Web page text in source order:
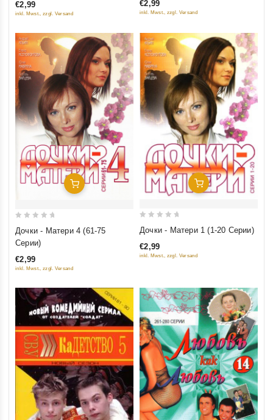
5
€2,99
inkl. Mwst., zzgl. Versand
5
€2,99
inkl. Mwst., zzgl. Versand
Добавить В Корзину
out
5
Дочки - Матери 4 (61-75
Серии)
€2,99
inkl. Mwst., zzgl. Versand
Добавить В Корзину
out
of
Дочки - Матери 1 (1-20 Серии)
€2,99
inkl. Mwst., zzgl. Versand